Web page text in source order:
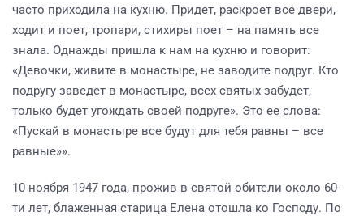
часто приходила на кухню. Придет, раскроет все двери,
ходит и поет, тропари, стихиры поет – на память все
знала. Однажды пришла к нам на кухню и говорит:
«Девочки, живите в монастыре, не заводите подруг. Кто
подругу заведет в монастыре, всех святых забудет,
только будет угождать своей подруге». Это ее слова:
«Пускай в монастыре все будут для тебя равны – все
равные»».
10 ноября 1947 года, прожив в святой обители около 60-
ти лет, блаженная старица Елена отошла ко Господу. По